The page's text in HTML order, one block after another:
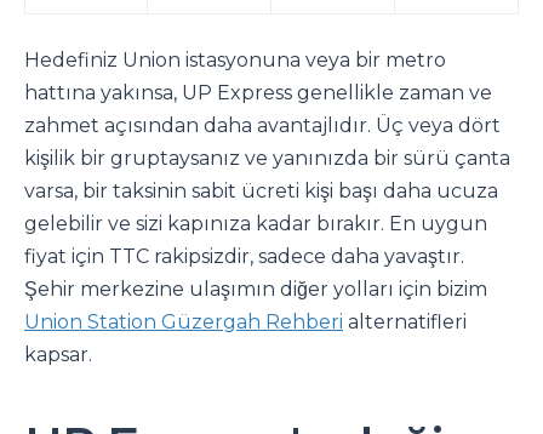
Hedefiniz Union istasyonuna veya bir metro
hattına yakınsa, UP Express genellikle zaman ve
zahmet açısından daha avantajlıdır. Üç veya dört
kişilik bir gruptaysanız ve yanınızda bir sürü çanta
varsa, bir taksinin sabit ücreti kişi başı daha ucuza
gelebilir ve sizi kapınıza kadar bırakır. En uygun
fiyat için TTC rakipsizdir, sadece daha yavaştır.
Şehir merkezine ulaşımın diğer yolları için bizim
Union Station Güzergah Rehberi alternatifleri
kapsar.